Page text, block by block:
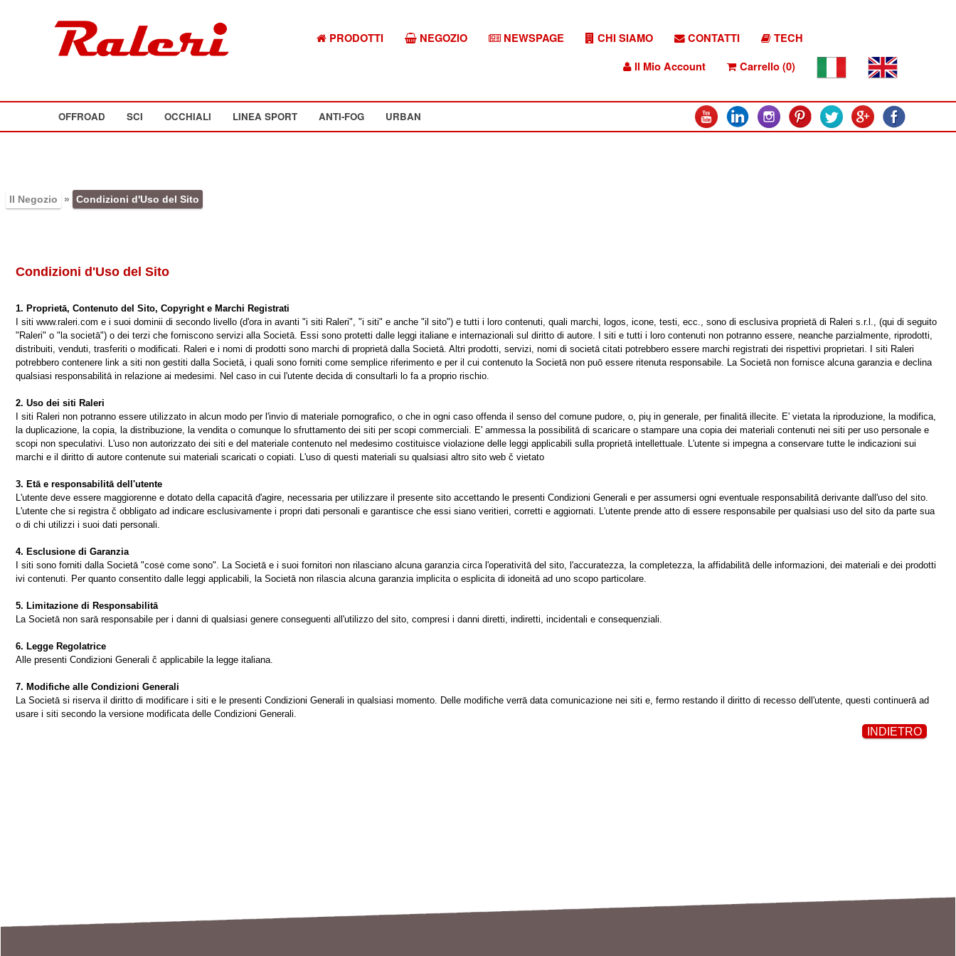
PRODOTTI NEGOZIO NEWSPAGE CHI SIAMO CONTATTI
TECH
Il Mio Account
Carrello (0)
OFFROAD SCI OCCHIALI LINEA SPORT ANTI-FOG URBAN
Il Negozio » Condizioni d'Uso del Sito
Condizioni d'Uso del Sito
1. Proprietā, Contenuto del Sito, Copyright e Marchi Registrati
I siti www.raleri.com e i suoi dominii di secondo livello (d'ora in avanti "i siti Raleri", "i siti" e anche "il sito") e tutti i loro contenuti, quali marchi, logos, icone, testi, ecc., sono di esclusiva proprietā di Raleri s.r.l., (qui di seguito
"Raleri" o "la societā") o dei terzi che forniscono servizi alla Societā. Essi sono protetti dalle leggi italiane e internazionali sul diritto di autore. I siti e tutti i loro contenuti non potranno essere, neanche parzialmente, riprodotti,
distribuiti, venduti, trasferiti o modificati. Raleri e i nomi di prodotti sono marchi di proprietā dalla Societā. Altri prodotti, servizi, nomi di societā citati potrebbero essere marchi registrati dei rispettivi proprietari. I siti Raleri
potrebbero contenere link a siti non gestiti dalla Societā, i quali sono forniti come semplice riferimento e per il cui contenuto la Societā non puō essere ritenuta responsabile. La Societā non fornisce alcuna garanzia e declina
qualsiasi responsabilitā in relazione ai medesimi. Nel caso in cui l'utente decida di consultarli lo fa a proprio rischio.
2. Uso dei siti Raleri
I siti Raleri non potranno essere utilizzato in alcun modo per l'invio di materiale pornografico, o che in ogni caso offenda il senso del comune pudore, o, pių in generale, per finalitā illecite. E' vietata la riproduzione, la modifica,
la duplicazione, la copia, la distribuzione, la vendita o comunque lo sfruttamento dei siti per scopi commerciali. E' ammessa la possibilitā di scaricare o stampare una copia dei materiali contenuti nei siti per uso personale e
scopi non speculativi. L'uso non autorizzato dei siti e del materiale contenuto nel medesimo costituisce violazione delle leggi applicabili sulla proprietā intellettuale. L'utente si impegna a conservare tutte le indicazioni sui
marchi e il diritto di autore contenute sui materiali scaricati o copiati. L'uso di questi materiali su qualsiasi altro sito web č vietato
3. Etā e responsabilitā dell'utente
L'utente deve essere maggiorenne e dotato della capacitā d'agire, necessaria per utilizzare il presente sito accettando le presenti Condizioni Generali e per assumersi ogni eventuale responsabilitā derivante dall'uso del sito.
L'utente che si registra č obbligato ad indicare esclusivamente i propri dati personali e garantisce che essi siano veritieri, corretti e aggiornati. L'utente prende atto di essere responsabile per qualsiasi uso del sito da parte sua
o di chi utilizzi i suoi dati personali.
4. Esclusione di Garanzia
I siti sono forniti dalla Societā "cosė come sono". La Societā e i suoi fornitori non rilasciano alcuna garanzia circa l'operativitā del sito, l'accuratezza, la completezza, la affidabilitā delle informazioni, dei materiali e dei prodotti
ivi contenuti. Per quanto consentito dalle leggi applicabili, la Societā non rilascia alcuna garanzia implicita o esplicita di idoneitā ad uno scopo particolare.
5. Limitazione di Responsabilitā
La Societā non sarā responsabile per i danni di qualsiasi genere conseguenti all'utilizzo del sito, compresi i danni diretti, indiretti, incidentali e consequenziali.
6. Legge Regolatrice
Alle presenti Condizioni Generali č applicabile la legge italiana.
7. Modifiche alle Condizioni Generali
La Societā si riserva il diritto di modificare i siti e le presenti Condizioni Generali in qualsiasi momento. Delle modifiche verrā data comunicazione nei siti e, fermo restando il diritto di recesso dell'utente, questi continuerā ad
usare i siti secondo la versione modificata delle Condizioni Generali.
INDIETRO